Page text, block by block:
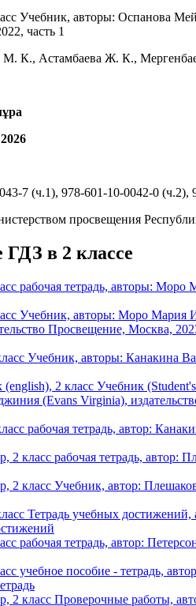
М. К., Астамбаева Ж. К.,
7 (ч.1), 978-601-10-0042-0
просвещения
в 2 классе